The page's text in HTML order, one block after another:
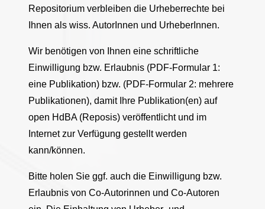
Repositorium verbleiben die Urheberrechte bei
Ihnen als wiss. AutorInnen und UrheberInnen.
Wir benötigen von Ihnen eine schriftliche
Einwilligung bzw. Erlaubnis (PDF-Formular 1:
eine Publikation) bzw. (PDF-Formular 2: mehrere
Publikationen), damit Ihre Publikation(en) auf
open HdBA (Reposis) veröffentlicht und im
Internet zur Verfügung gestellt werden
kann/können.
Bitte holen Sie ggf. auch die Einwilligung bzw.
Erlaubnis von Co-Autorinnen und Co-Autoren